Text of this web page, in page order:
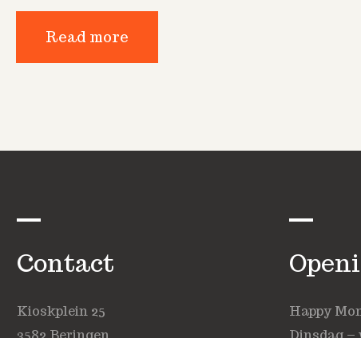
Read more
Contact
Kioskplein 25
Happy